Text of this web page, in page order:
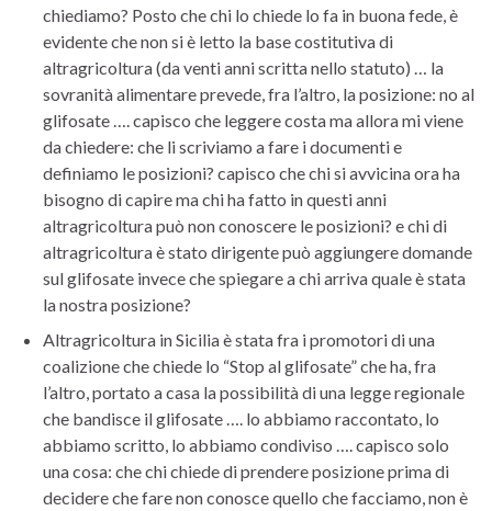
chiediamo? Posto che chi lo chiede lo fa in buona fede, è
evidente che non si è letto la base costitutiva di
altragricoltura (da venti anni scritta nello statuto) … la
sovranità alimentare prevede, fra l’altro, la posizione: no al
glifosate …. capisco che leggere costa ma allora mi viene
da chiedere: che li scriviamo a fare i documenti e
definiamo le posizioni? capisco che chi si avvicina ora ha
bisogno di capire ma chi ha fatto in questi anni
altragricoltura può non conoscere le posizioni? e chi di
altragricoltura è stato dirigente può aggiungere domande
sul glifosate invece che spiegare a chi arriva quale è stata
la nostra posizione?
Altragricoltura in Sicilia è stata fra i promotori di una
coalizione che chiede lo “Stop al glifosate” che ha, fra
l’altro, portato a casa la possibilità di una legge regionale
che bandisce il glifosate …. lo abbiamo raccontato, lo
abbiamo scritto, lo abbiamo condiviso …. capisco solo
una cosa: che chi chiede di prendere posizione prima di
decidere che fare non conosce quello che facciamo, non è